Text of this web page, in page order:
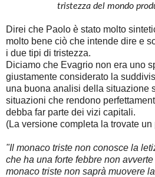
tristezza del mondo
Direi che Paolo è stato molto
molto bene ciò che intende dire e
i due tipi di tristezza.
Diciamo che Evagrio non era uno
giustamente considerato la
una buona analisi della situazione
situazioni che rendono
debba far parte dei vizi capitali.
(La versione completa la trovate
"Il monaco triste non conosce la
che ha una forte febbre non
monaco triste non saprà muovere